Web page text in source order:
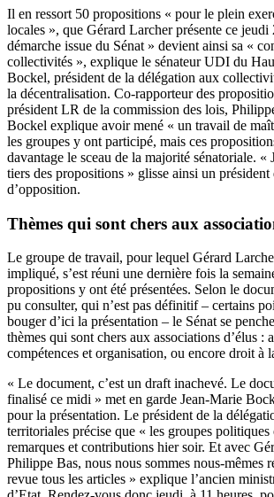
Il en ressort 50 propositions « pour le plein
locales », que Gérard Larcher présente ce
démarche issue du Sénat » devient ainsi sa «
collectivités », explique le sénateur UDI du
Bockel, président de la délégation aux
la décentralisation. Co-rapporteur des
président LR de la commission des lois,
Bockel explique avoir mené « un travail de
les groupes y ont participé, mais ces
davantage le sceau de la majorité sénatoriale. «
tiers des propositions » glisse ainsi un président
d’opposition.
Thèmes qui sont chers aux
Le groupe de travail, pour lequel Gérard
impliqué, s’est réuni une dernière fois la
propositions y ont été présentées. Selon le
pu consulter, qui n’est pas définitif – certains
bouger d’ici la présentation – le Sénat se
thèmes qui sont chers aux associations d’élus :
compétences et organisation, ou encore droit à
« Le document, c’est un draft inachevé. Le
finalisé ce midi » met en garde Jean-Marie
pour la présentation. Le président de la
territoriales précise que « les groupes
remarques et contributions hier soir. Et avec
Philippe Bas, nous nous sommes nous-mêmes
revue tous les articles » explique l’ancien